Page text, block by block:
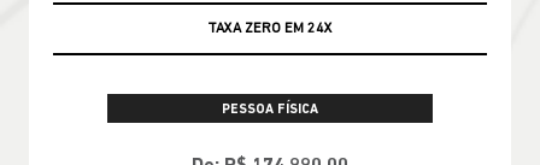
TAXA ZERO EM 24X
PESSOA FÍSICA